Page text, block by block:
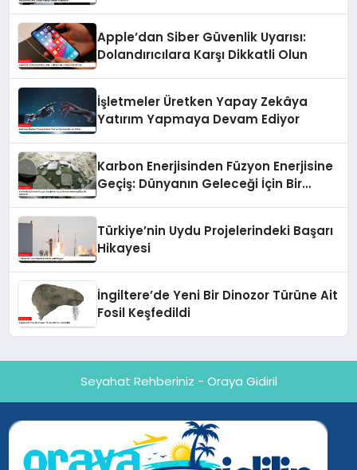
Apple’dan Siber Güvenlik Uyarısı:
Dolandırıcılara Karşı Dikkatli Olun
İşletmeler Üretken Yapay Zekâya
Yatırım Yapmaya Devam Ediyor
Karbon Enerjisinden Füzyon Enerjisine
Geçiş: Dünyanın Geleceği İçin Bir
Türkiye’nin Uydu Projelerindeki Başarı
Hikayesi
İngiltere’de Yeni Bir Dinozor Türüne Ait
Fosil Keşfedildi
Seyahat Rehberiniz - Oraya Gidiril